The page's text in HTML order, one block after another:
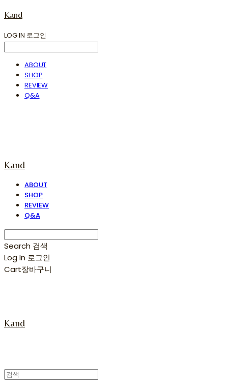
Kand
LOG IN 로그인
ABOUT
SHOP
REVIEW
Q&A
Kand
ABOUT
SHOP
REVIEW
Q&A
Search 검색
Log In 로그인
Cart장바구니
Kand